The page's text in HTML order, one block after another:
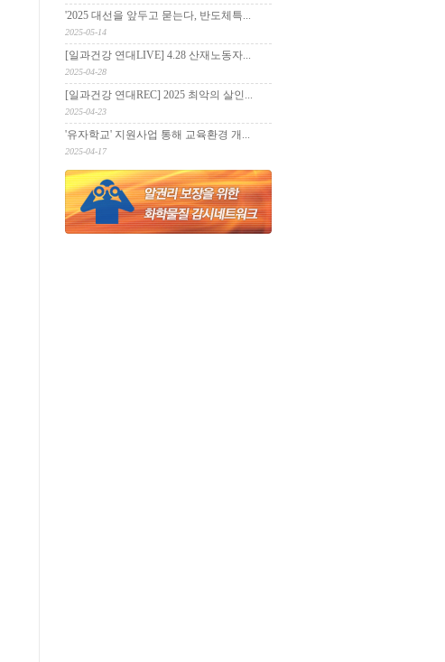
'2025 대선을 앞두고 묻는다, 반도체특...
2025-05-14
[일과건강 연대LIVE] 4.28 산재노동자...
2025-04-28
[일과건강 연대REC] 2025 최악의 살인...
2025-04-23
'유자학교' 지원사업 통해 교육환경 개...
2025-04-17